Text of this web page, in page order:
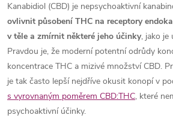
Kanabidiol (CBD) je nepsychoaktivní
ovlivnit působení THC na receptory
v těle a zmírnit některé jeho účinky, jako je
Pravdou je, že moderní potentní odrůdy
koncentrace THC a mizivé množství CBD.
je tak často lepší nejdříve okusit konopí v
s vyrovnaným poměrem CBD:THC, které
psychoaktivní účinky.